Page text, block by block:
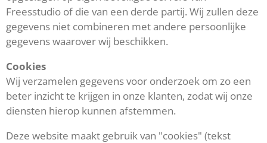
Freesstudio of die van een derde partij. Wij zullen deze
gegevens niet combineren met andere persoonlijke
gegevens waarover wij beschikken.
Cookies
Wij verzamelen gegevens voor onderzoek om zo een
beter inzicht te krijgen in onze klanten, zodat wij onze
diensten hierop kunnen afstemmen.
Deze website maakt gebruik van "cookies" (tekst